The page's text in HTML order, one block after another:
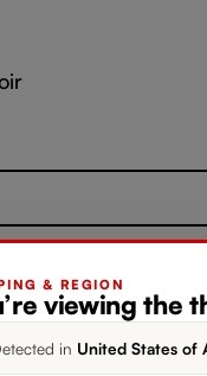
& REGION
viewing the
in United States of